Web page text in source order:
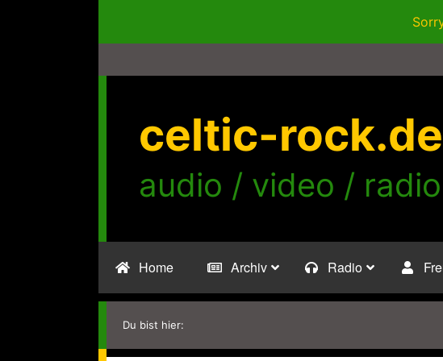
celtic-rock.de
audio / video /
Home Archiv Radio
Du bist hier: